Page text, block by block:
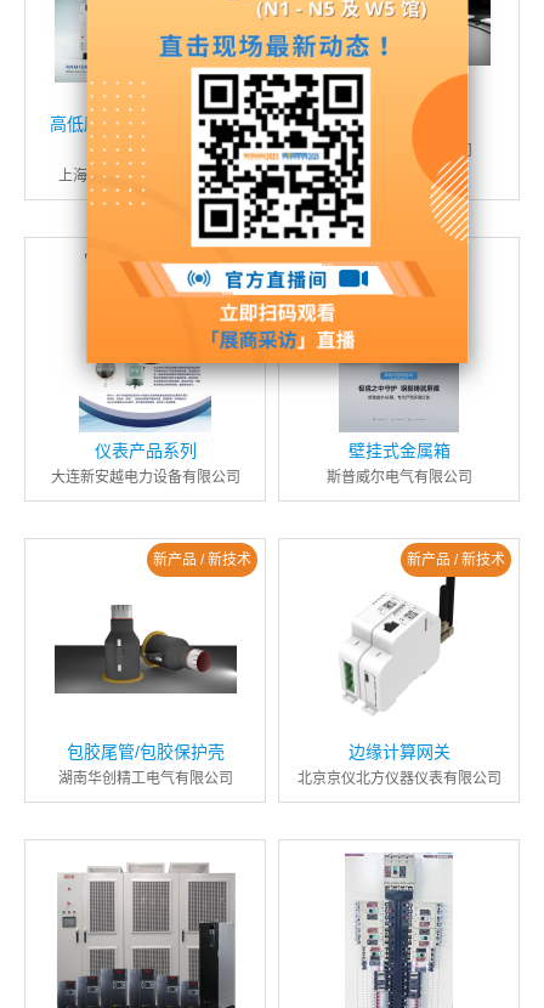
高低压断路器,应急照明设
备，仪器仪表
上海人民机电设备有限公司
塑料防水插座箱
斯普威尔电气有限公司
仪表产品系列
大连新安越电力设备有限公司
壁挂式金属箱
斯普威尔电气有限公司
新产品 / 新技术
包胶尾管/包胶保护壳
湖南华创精工电气有限公司
新产品 / 新技术
边缘计算网关
北京京仪北方仪器仪表有限公司